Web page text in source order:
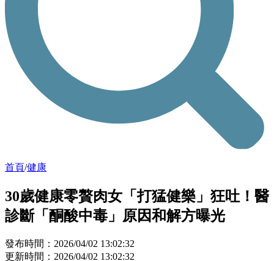
首頁/健康
30歲健康零贅肉女「打猛健樂」狂吐！醫
診斷「酮酸中毒」原因和解方曝光
發布時間：2026/04/02 13:02:32
更新時間：2026/04/02 13:02:32